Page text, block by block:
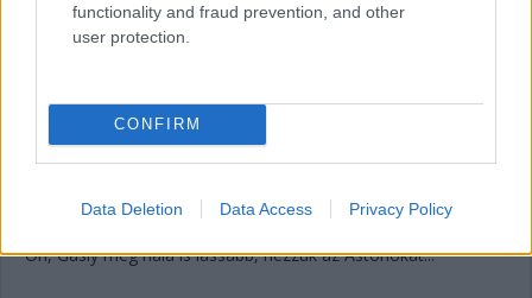
functionality and fraud prevention, and other
user protection.
CONFIRM
Data Deletion Data Access Privacy Policy
Stroll még lassabb, Alonso legalább Magnussent elcsípi, de
csak minimális különbséggel.
23:04
Említsük meg gyorsan, az Alpine rettenetesen szerepelt eddig,
úgy fest, a Renault nem érzi jól magát a magaslati levegőben.
Óh, Gasly még nála is lassabb, nézzük az Astonokat...